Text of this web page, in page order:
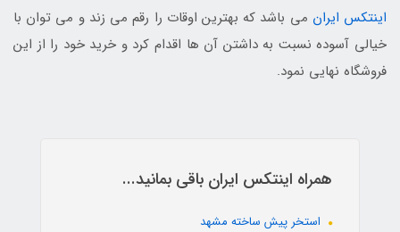
اینتکس ایران می باشد که بهترین اوقات را رقم می زند و می توان با
خیالی آسوده نسبت به داشتن آن ها اقدام کرد و خرید خود را از این
فروشگاه نهایی نمود.
همراه اینتکس ایران باقی بمانید...
استخر پیش ساخته مشهد